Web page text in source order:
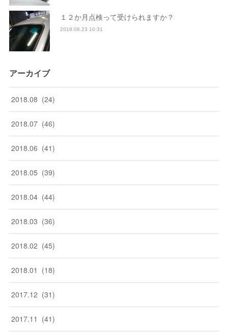
１２か月点検って受けられますか？
2018.08.23 10:31
アーカイブ
2018.08 (24)
2018.07 (46)
2018.06 (41)
2018.05 (39)
2018.04 (44)
2018.03 (36)
2018.02 (45)
2018.01 (18)
2017.12 (31)
2017.11 (41)